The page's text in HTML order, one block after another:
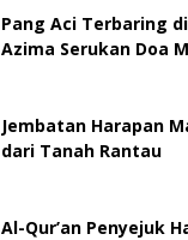
Pang Aci Terbaring di
Azima Serukan Doa
Jembatan Harapan
dari Tanah Rantau
Al-Qur’an Penyejuk